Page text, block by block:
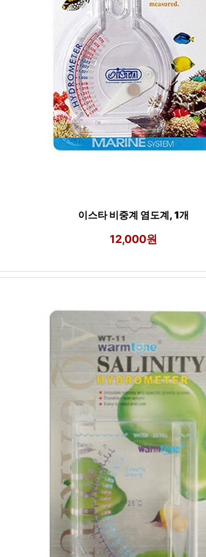
이스타 비중계 염도계, 1개
12,000원